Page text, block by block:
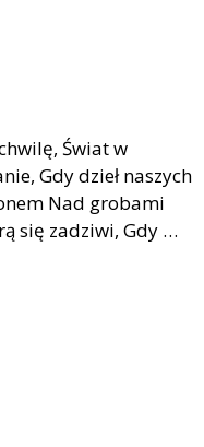
Świat w
Gdy dzieł naszych
Nad grobami
się zadziwi, Gdy …